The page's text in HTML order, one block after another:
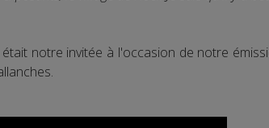
notre invitée à l'occasion de notre